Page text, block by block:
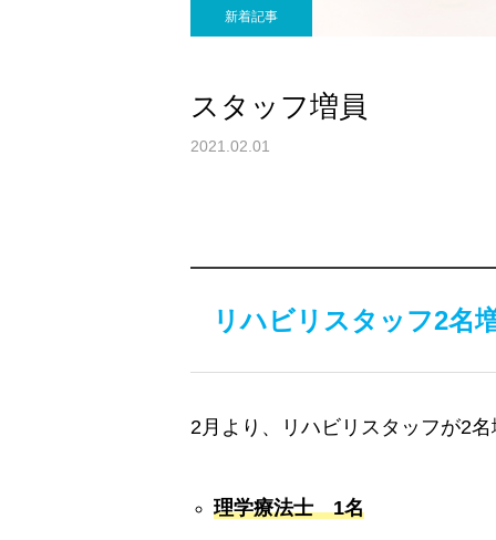
新着記事
スタッフ増員
2021.02.01
リハビリスタッフ2名
2月より、リハビリスタッフが2
理学療法士 1名